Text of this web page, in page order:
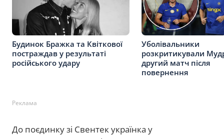
Будинок Бражка та Квіткової
постраждав у результаті
російського удару
Уболівальники
розкритикували
другий матч після
повернення
Реклама
До поєдинку зі Свентек українка у